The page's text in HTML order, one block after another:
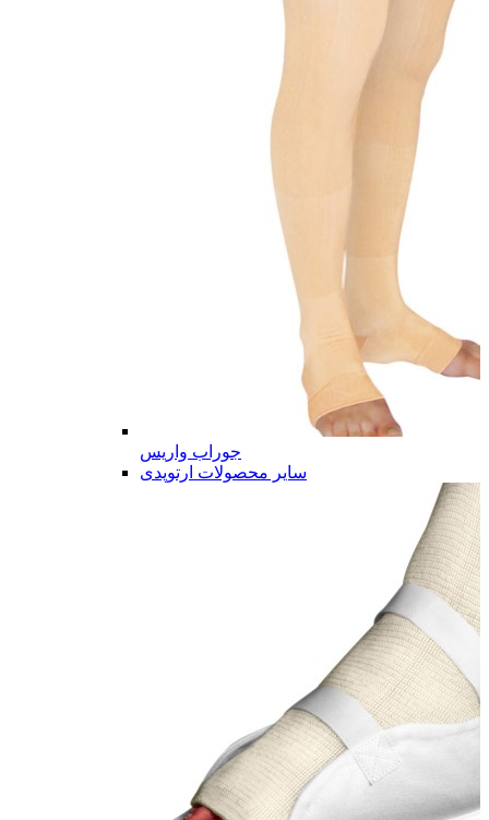
جوراب واریس
سایر محصولات ارتوپدی